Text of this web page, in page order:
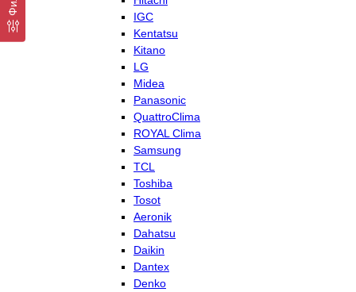
IGC
Kentatsu
Kitano
LG
Midea
Panasonic
QuattroClima
ROYAL Clima
Samsung
TCL
Toshiba
Tosot
Aeronik
Dahatsu
Daikin
Dantex
Denko